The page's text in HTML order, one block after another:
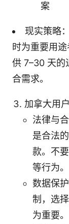
案
现实策略
时为重要用
供 7–30 天的
合需求。
加拿大用
法律与
是合法
款。不
等行为。
数据保
制，选
为重要。